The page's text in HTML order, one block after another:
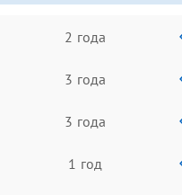
2 года
3 года
3 года
1 год